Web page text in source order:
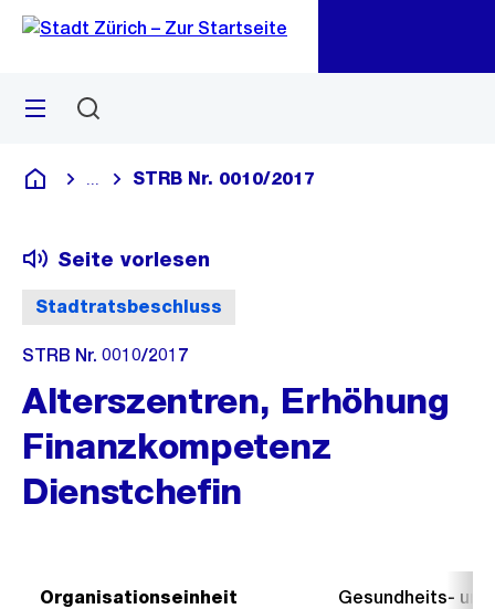
Navigation
Sprunglink
Menü
Deutsch
Blende alle Breadcrumbs ein
STRB Nr. 0010/2017
Stadtratsbeschluss
Seite vorlesen
STRB Nr. 0010/2017
Alterszentren, Erhöhung
Finanzkompetenz
Dienstchefin
Organisationseinheit Gesundheits-